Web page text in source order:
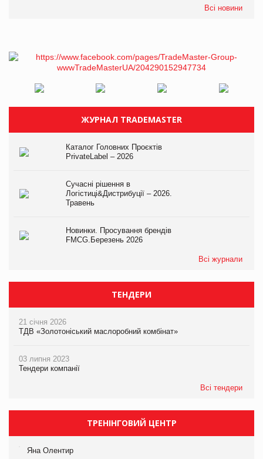
Всі новини
ЖУРНАЛ TRADEMASTER
Каталог Головних Проєктів
PrivateLabel – 2026
Сучасні рішення в
Логістиці&Дистрибуції – 2026.
Травень
Новинки. Просування брендів
FMCG.Березень 2026
Всі журнали
ТЕНДЕРИ
21 січня 2026
ТДВ «Золотоніський маслоробний комбінат»
03 липня 2023
Тендери компанії
Всі тендери
ТРЕНІНГОВИЙ ЦЕНТР
Яна Олентир